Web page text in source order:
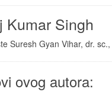
Kumar Singh
Suresh Gyan Vihar, dr. sc.,
ovog autora: